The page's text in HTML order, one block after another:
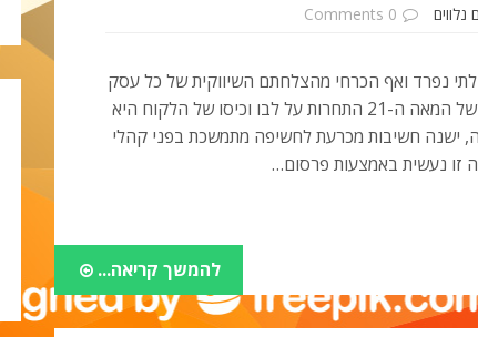
נלווים 0 Comments
נפרד ואף הכרחי מהצלחתם השיווקית של כל עסק
או חברה, שכן בשוק הדינאמי של המאה ה-21 התחרות על לבו וכיסו של הלקוח היא
ישנה חשיבות מכרעת לחשיפה מתמשכת בפני קהלי
זו נעשית באמצעות פרסום…
להמשך קריאה...